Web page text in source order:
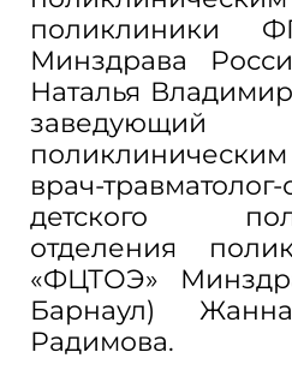
поликлиники
Минздрава
Наталья
врач-
детского
отделения
«ФЦТОЭ»
Барнаул)
Радимова.